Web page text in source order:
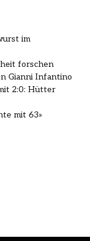
im
forschen
Gianni Infantino
2:0: Hütter
mit 63»